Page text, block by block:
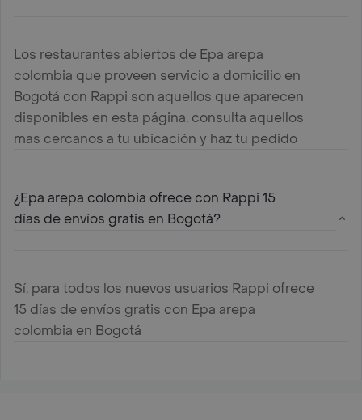
Los restaurantes abiertos de Epa arepa
colombia que proveen servicio a domicilio en
Bogotá con Rappi son aquellos que aparecen
disponibles en esta página, consulta aquellos
mas cercanos a tu ubicación y haz tu pedido
¿Epa arepa colombia ofrece con Rappi 15
días de envíos gratis en Bogotá?
Sí, para todos los nuevos usuarios Rappi ofrece
15 días de envíos gratis con Epa arepa
colombia en Bogotá